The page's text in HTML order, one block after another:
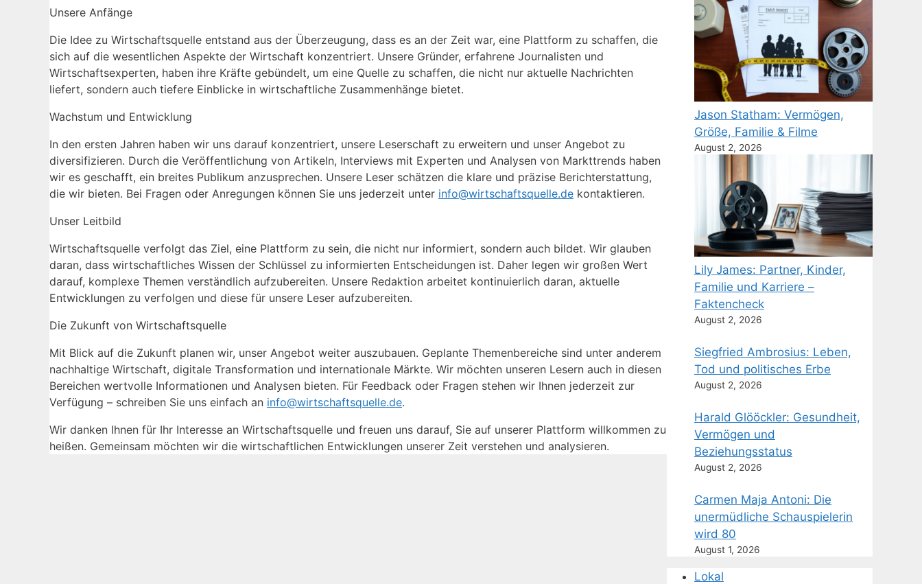
Unsere Anfänge
Die Idee zu Wirtschaftsquelle entstand aus der Überzeugung, dass es an der Zeit war, eine Plattform zu schaffen, die
sich auf die wesentlichen Aspekte der Wirtschaft konzentriert. Unsere Gründer, erfahrene Journalisten und
Wirtschaftsexperten, haben ihre Kräfte gebündelt, um eine Quelle zu schaffen, die nicht nur aktuelle Nachrichten
liefert, sondern auch tiefere Einblicke in wirtschaftliche Zusammenhänge bietet.
Wachstum und Entwicklung
In den ersten Jahren haben wir uns darauf konzentriert, unsere Leserschaft zu erweitern und unser Angebot zu
diversifizieren. Durch die Veröffentlichung von Artikeln, Interviews mit Experten und Analysen von Markttrends haben
wir es geschafft, ein breites Publikum anzusprechen. Unsere Leser schätzen die klare und präzise Berichterstattung,
die wir bieten. Bei Fragen oder Anregungen können Sie uns jederzeit unter info@wirtschaftsquelle.de kontaktieren.
Unser Leitbild
Wirtschaftsquelle verfolgt das Ziel, eine Plattform zu sein, die nicht nur informiert, sondern auch bildet. Wir glauben
daran, dass wirtschaftliches Wissen der Schlüssel zu informierten Entscheidungen ist. Daher legen wir großen Wert
darauf, komplexe Themen verständlich aufzubereiten. Unsere Redaktion arbeitet kontinuierlich daran, aktuelle
Entwicklungen zu verfolgen und diese für unsere Leser aufzubereiten.
Die Zukunft von Wirtschaftsquelle
Mit Blick auf die Zukunft planen wir, unser Angebot weiter auszubauen. Geplante Themenbereiche sind unter anderem
nachhaltige Wirtschaft, digitale Transformation und internationale Märkte. Wir möchten unseren Lesern auch in diesen
Bereichen wertvolle Informationen und Analysen bieten. Für Feedback oder Fragen stehen wir Ihnen jederzeit zur
Verfügung – schreiben Sie uns einfach an info@wirtschaftsquelle.de.
Wir danken Ihnen für Ihr Interesse an Wirtschaftsquelle und freuen uns darauf, Sie auf unserer Plattform willkommen zu
heißen. Gemeinsam möchten wir die wirtschaftlichen Entwicklungen unserer Zeit verstehen und analysieren.
Jason Statham: Vermögen,
Größe, Familie & Filme
August 2, 2026
Lily James: Partner, Kinder,
Familie und Karriere –
Faktencheck
August 2, 2026
Siegfried Ambrosius: Leben,
Tod und politisches Erbe
August 2, 2026
Harald Glööckler: Gesundheit,
Vermögen und
Beziehungsstatus
August 2, 2026
Carmen Maja Antoni: Die
unermüdliche Schauspielerin
wird 80
August 1, 2026
Lokal